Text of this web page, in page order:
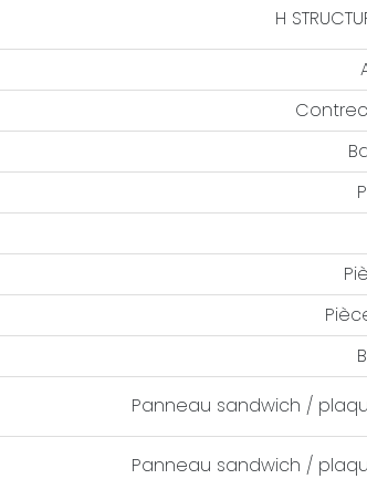
H
Panneau sandwich /
Panneau sandwich /